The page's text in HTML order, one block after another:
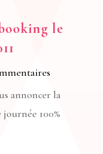
le
annoncer la
100%